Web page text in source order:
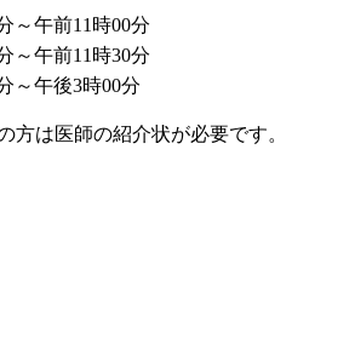
～午前11時00分
～午前11時30分
～午後3時00分
方は医師の紹介状が必要です。